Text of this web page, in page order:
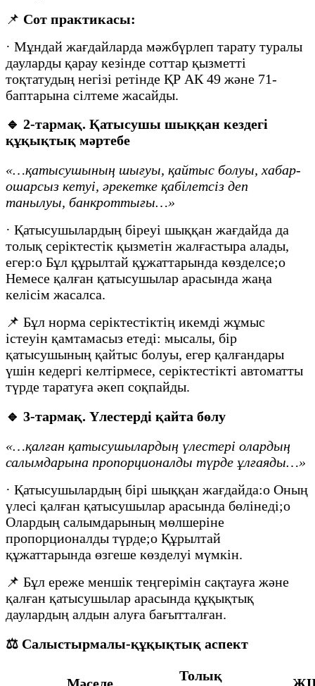
📌 Сот практикасы:
· Мұндай жағдайларда мәжбүрлеп тарату туралы
дауларды қарау кезінде соттар қызметті
тоқтатудың негізі ретінде ҚР АК 49 және 71-
баптарына сілтеме жасайды.
🔹 2-тармақ. Қатысушы шыққан кездегі
құқықтық мәртебе
«…қатысушының шығуы, қайтыс болуы, хабар-
ошарсыз кетуі, әрекетке қабілетсіз деп
танылуы, банкроттығы…»
· Қатысушылардың біреуі шыққан жағдайда да
толық серіктестік қызметін жалғастыра алады,
егер:o Бұл құрылтай құжаттарында көзделсе;o
Немесе қалған қатысушылар арасында жаңа
келісім жасалса.
📌 Бұл норма серіктестіктің икемді жұмыс
істеуін қамтамасыз етеді: мысалы, бір
қатысушының қайтыс болуы, егер қалғандары
үшін кедергі келтірмесе, серіктестікті автоматты
түрде таратуға әкеп соқпайды.
🔹 3-тармақ. Үлестерді қайта бөлу
«…қалған қатысушылардың үлестері олардың
салымдарына пропорционалды түрде ұлғаяды…»
· Қатысушылардың бірі шыққан жағдайда:o Оның
үлесі қалған қатысушылар арасында бөлінеді;o
Олардың салымдарының мөлшеріне
пропорционалды түрде;o Құрылтай
құжаттарында өзгеше көзделуі мүмкін.
📌 Бұл ереже меншік теңгерімін сақтауға және
қалған қатысушылар арасында құқықтық
даулардың алдын алуға бағытталған.
⚖️ Салыстырмалы-құқықтық аспект
Толық